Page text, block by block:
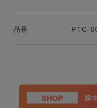
品番 PTC-